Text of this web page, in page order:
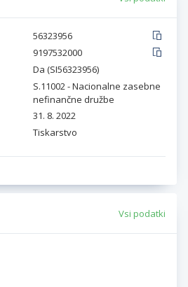
56323956
9197532000
Da (SI56323956)
S.11002 - Nacionalne zasebne
nefinančne družbe
31. 8. 2022
Tiskarstvo
Vsi podatki